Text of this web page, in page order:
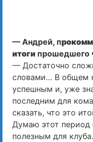
— Андрей, п
итоги прошедшего
— Достаточно
словами… В общем
успешным и, уже
последним для
сказать, что это
Думаю этот
полезным для